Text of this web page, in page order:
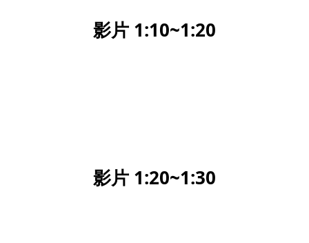
影片 1:10~1:20
影片 1:20~1:30